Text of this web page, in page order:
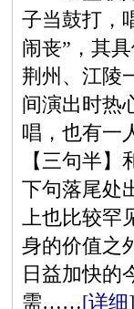
子当鼓打，
闹丧”，其
荆州、江陵
间演出时热
唱，也有一
【三句半
下句落尾处
上也比较罕
身的价值之
日益加快的
需……[详细]